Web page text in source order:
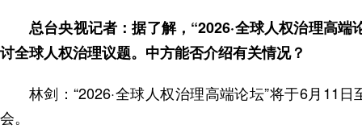
总台央视记者：据了解，“2026·全球人权治理高
讨全球人权治理议题。中方能否介绍有关情况？
林剑：“2026·全球人权治理高端论坛”将于6月11
会。